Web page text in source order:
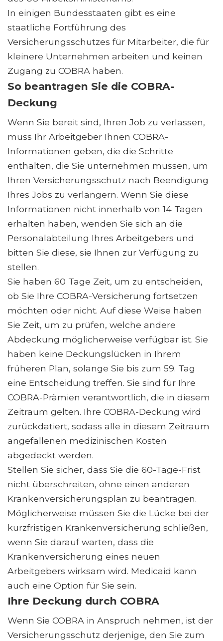
In einigen Bundesstaaten gibt es eine
staatliche Fortführung des
Versicherungsschutzes für Mitarbeiter, die für
kleinere Unternehmen arbeiten und keinen
Zugang zu COBRA haben.
So beantragen Sie die COBRA-
Deckung
Wenn Sie bereit sind, Ihren Job zu verlassen,
muss Ihr Arbeitgeber Ihnen COBRA-
Informationen geben, die die Schritte
enthalten, die Sie unternehmen müssen, um
Ihren Versicherungsschutz nach Beendigung
Ihres Jobs zu verlängern. Wenn Sie diese
Informationen nicht innerhalb von 14 Tagen
erhalten haben, wenden Sie sich an die
Personalabteilung Ihres Arbeitgebers und
bitten Sie diese, sie Ihnen zur Verfügung zu
stellen.
Sie haben 60 Tage Zeit, um zu entscheiden,
ob Sie Ihre COBRA-Versicherung fortsetzen
möchten oder nicht. Auf diese Weise haben
Sie Zeit, um zu prüfen, welche andere
Abdeckung möglicherweise verfügbar ist. Sie
haben keine Deckungslücken in Ihrem
früheren Plan, solange Sie bis zum 59. Tag
eine Entscheidung treffen. Sie sind für Ihre
COBRA-Prämien verantwortlich, die in diesem
Zeitraum gelten. Ihre COBRA-Deckung wird
zurückdatiert, sodass alle in diesem Zeitraum
angefallenen medizinischen Kosten
abgedeckt werden.
Stellen Sie sicher, dass Sie die 60-Tage-Frist
nicht überschreiten, ohne einen anderen
Krankenversicherungsplan zu beantragen.
Möglicherweise müssen Sie die Lücke bei der
kurzfristigen Krankenversicherung schließen,
wenn Sie darauf warten, dass die
Krankenversicherung eines neuen
Arbeitgebers wirksam wird. Medicaid kann
auch eine Option für Sie sein.
Ihre Deckung durch COBRA
Wenn Sie COBRA in Anspruch nehmen, ist der
Versicherungsschutz derjenige, den Sie zum